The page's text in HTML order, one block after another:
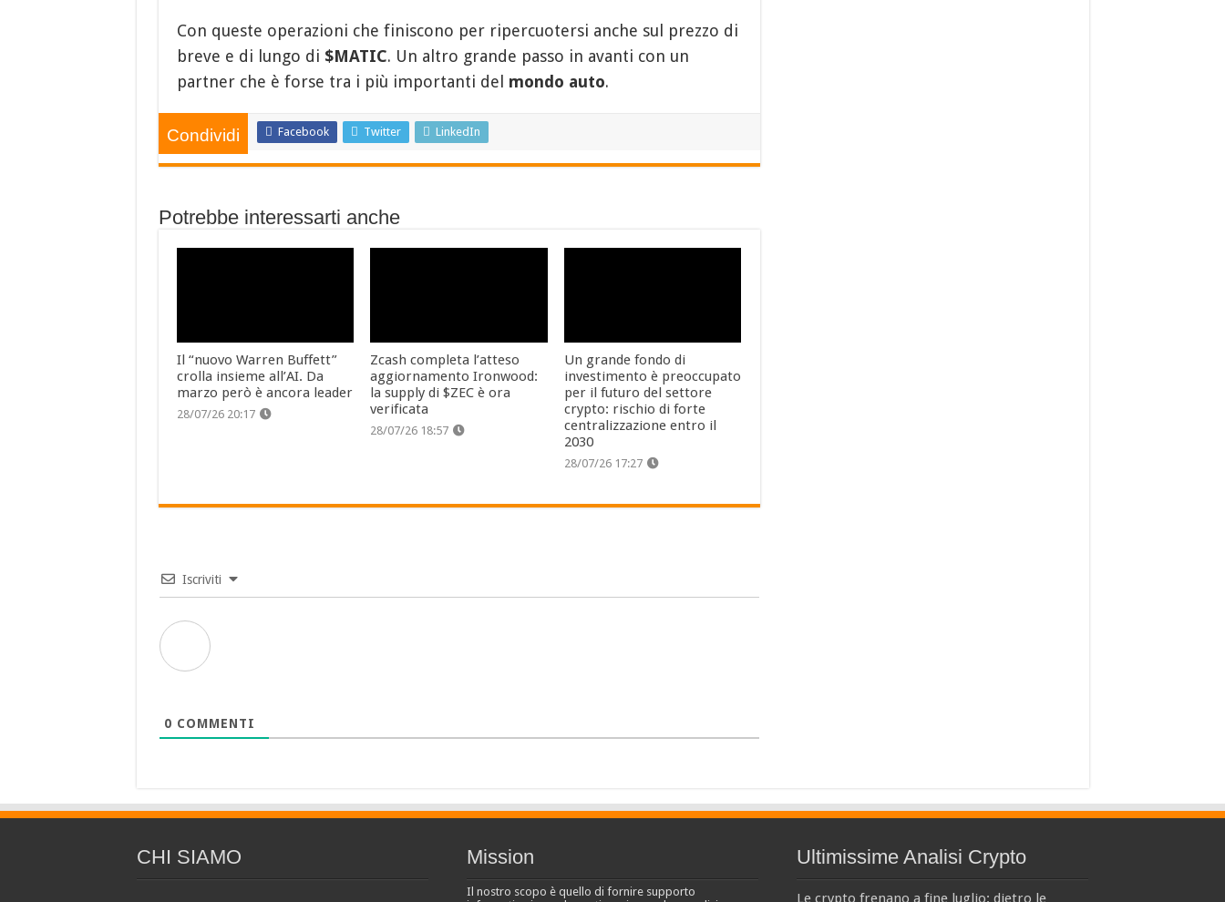
Con queste operazioni che finiscono per ripercuotersi anche sul prezzo di
breve e di lungo di $MATIC. Un altro grande passo in avanti con un
partner che è forse tra i più importanti del mondo auto.
Condividi Facebook Twitter LinkedIn
Potrebbe interessarti anche
Il “nuovo Warren Buffett”
crolla insieme all’AI. Da
marzo però è ancora leader
28/07/26 20:17
Zcash completa l’atteso
aggiornamento Ironwood:
la supply di $ZEC è ora
verificata
28/07/26 18:57
Un grande fondo di
investimento è preoccupato
per il futuro del settore
crypto: rischio di forte
centralizzazione entro il
2030
28/07/26 17:27
Iscriviti
0 COMMENTI
CHI SIAMO Mission
Il nostro scopo è quello di fornire supporto
Ultimissime Analisi Crypto
Le crypto frenano a fine luglio: dietro le